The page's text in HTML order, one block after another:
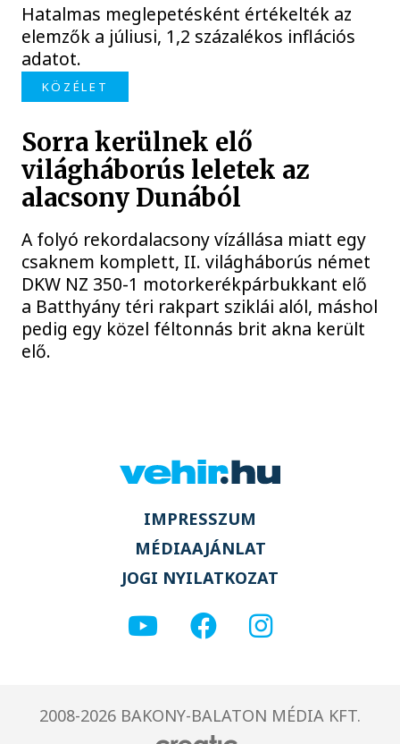
Hatalmas meglepetésként értékelték az
elemzők a júliusi, 1,2 százalékos inflációs
adatot.
KÖZÉLET
Sorra kerülnek elő
világháborús leletek az
alacsony Dunából
A folyó rekordalacsony vízállása miatt egy
csaknem komplett, II. világháborús német
DKW NZ 350-1 motorkerékpárbukkant elő
a Batthyány téri rakpart sziklái alól, máshol
pedig egy közel féltonnás brit akna került
elő.
IMPRESSZUM
MÉDIAAJÁNLAT
JOGI NYILATKOZAT
2008-2026 BAKONY-BALATON MÉDIA KFT.